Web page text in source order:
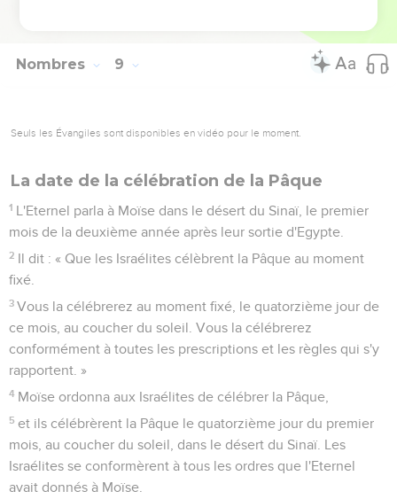
Nombres 9
Seuls les Évangiles sont disponibles en vidéo pour le moment.
La date de la célébration de la Pâque
1 L'Eternel parla à Moïse dans le désert du Sinaï, le premier
mois de la deuxième année après leur sortie d'Egypte.
2 Il dit : « Que les Israélites célèbrent la Pâque au moment
fixé.
3 Vous la célébrerez au moment fixé, le quatorzième jour de
ce mois, au coucher du soleil. Vous la célébrerez
conformément à toutes les prescriptions et les règles qui s'y
rapportent. »
4 Moïse ordonna aux Israélites de célébrer la Pâque,
5 et ils célébrèrent la Pâque le quatorzième jour du premier
mois, au coucher du soleil, dans le désert du Sinaï. Les
Israélites se conformèrent à tous les ordres que l'Eternel
avait donnés à Moïse.